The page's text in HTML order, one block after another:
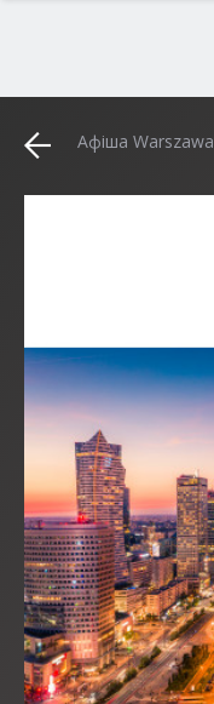
Афіша Warszawa